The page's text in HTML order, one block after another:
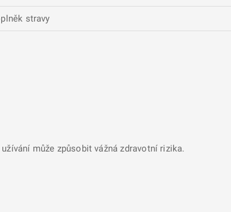
stravy
může způsobit vážná zdravotní rizika.